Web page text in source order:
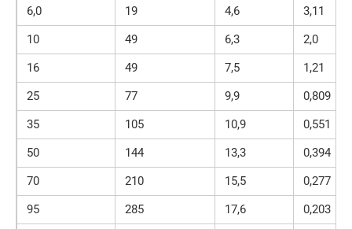
6,0
19 4,6
3,11
10
49 6,3
2,0
16
49 7,5
1,21
25
77 9,9
0,809
35
105 10,9
0,551
50
144 13,3
0,394
70
210 15,5
0,277
95
285 17,6
0,203